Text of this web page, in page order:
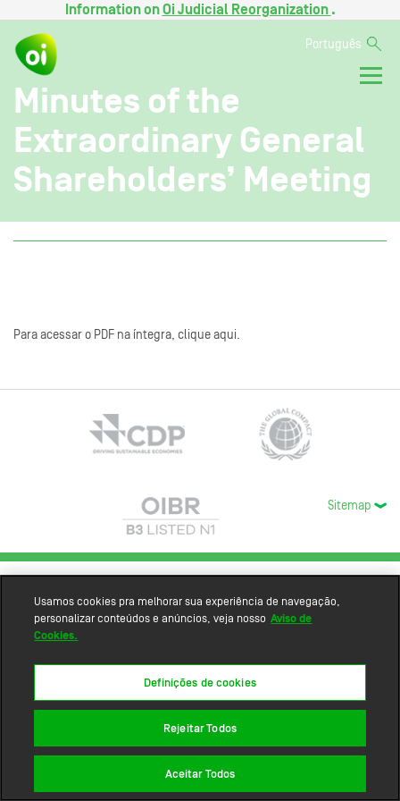
Information onOi Judicial Reorganization .
Português
Minutes of the
Extraordinary General
Shareholders’ Meeting
Para acessar o PDF na íntegra, clique aqui.
Sitemap
Usamos cookies pra melhorar sua experiência de navegação,
personalizar conteúdos e anúncios, veja nosso Aviso de
Cookies.
Definições de cookies
Rejeitar Todos
Aceitar Todos